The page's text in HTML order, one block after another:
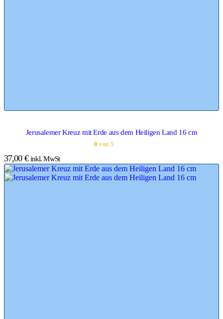
Jerusalemer Kreuz mit Erde aus dem Heiligen Land 16 cm
0 von 5
37,00 € inkl. MwSt